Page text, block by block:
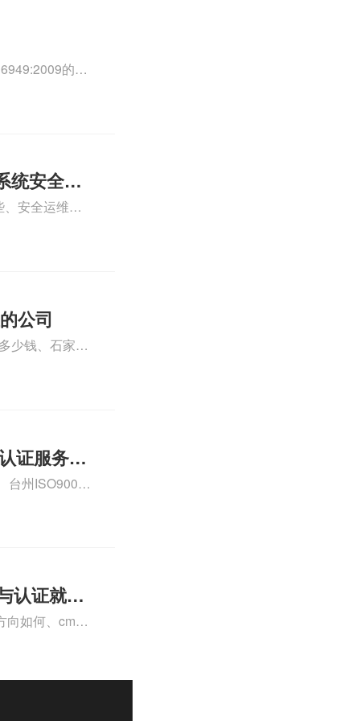
的外
员、
统安全运
安全运维服
服务资质认
公司
少钱、石家庄
认证费用大概
证服务怎
台州ISO9000
、CE认证怎
认证就业
向如何、cma
就业方向、